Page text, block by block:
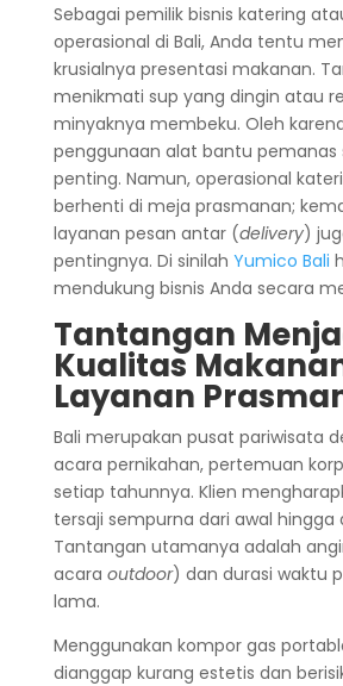
Sebagai pemilik bisnis katering
operasional di Bali, Anda tentu
krusialnya presentasi makanan.
menikmati sup yang dingin atau
minyaknya membeku. Oleh
penggunaan alat bantu pemanas
penting. Namun, operasional
berhenti di meja prasmanan;
layanan pesan antar (delivery)
pentingnya. Di sinilah Yumico Bali
mendukung bisnis Anda secara
Tantangan
Kualitas
Layanan
Bali merupakan pusat pariwisata
acara pernikahan, pertemuan
setiap tahunnya. Klien
tersaji sempurna dari awal hingga
Tantangan utamanya adalah
acara outdoor) dan durasi waktu
lama.
Menggunakan kompor gas
dianggap kurang estetis dan